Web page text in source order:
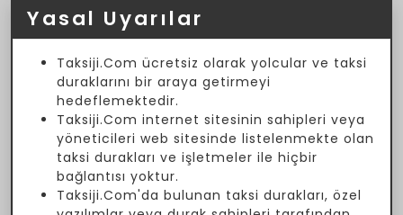
Yasal Uyarılar
Taksiji.Com ücretsiz olarak yolcular ve taksi
duraklarını bir araya getirmeyi
hedeflemektedir.
Taksiji.Com internet sitesinin sahipleri veya
yöneticileri web sitesinde listelenmekte olan
taksi durakları ve işletmeler ile hiçbir
bağlantısı yoktur.
Taksiji.Com'da bulunan taksi durakları, özel